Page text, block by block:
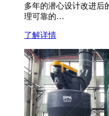
多年的潜心设计改进后
理可靠的…
了解详情